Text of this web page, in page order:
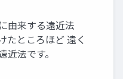
由来する遠近法
たところほど 遠く
近法です。